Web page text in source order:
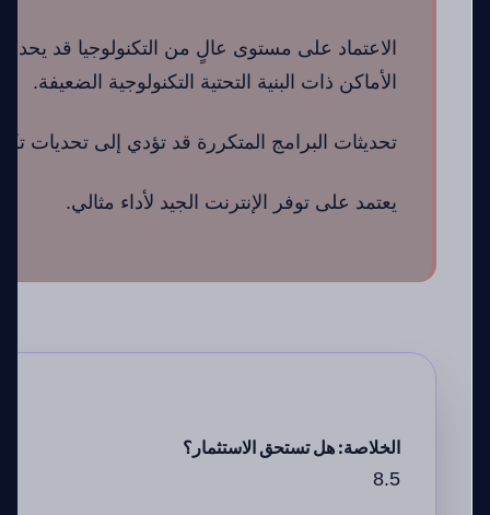
الاعتماد على مستوى عالٍ من التكنولوجيا قد يحد
الأماكن ذات البنية التحتية التكنولوجية الضعيفة.
تحديثات البرامج المتكررة قد تؤدي إلى تحديات
يعتمد على توفر الإنترنت الجيد لأداء مثالي.
الخلاصة: هل تستحق الاستثمار؟
8.5